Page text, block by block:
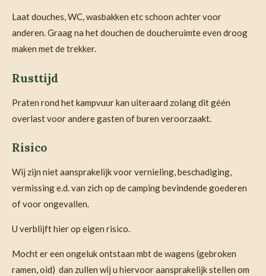
Laat douches, WC, wasbakken etc schoon achter voor
anderen. Graag na het douchen de doucheruimte even droog
maken met de trekker.
Rusttijd
Praten rond het kampvuur kan uiteraard zolang dit géén
overlast voor andere gasten of buren veroorzaakt.
Risico
Wij zijn niet aansprakelijk voor vernieling, beschadiging,
vermissing e.d. van zich op de camping bevindende goederen
of voor ongevallen.
U verblijft hier op eigen risico.
Mocht er een ongeluk ontstaan mbt de wagens (gebroken
ramen, oid) dan zullen wij u hiervoor aansprakelijk stellen om